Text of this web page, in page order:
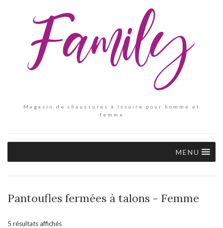
Family
Magasin de chaussures à Issoire pour homme et
femme
MENU
Pantoufles fermées à talons - Femme
5 résultats affichés